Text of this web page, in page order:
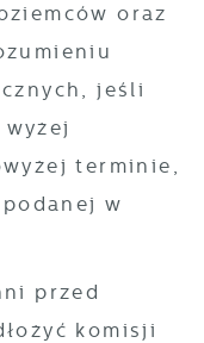
oraz
jeśli
terminie,
w
przed
komisji